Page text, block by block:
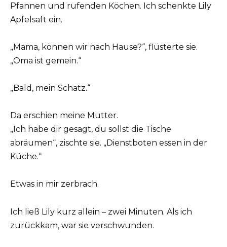
Pfannen und rufenden Köchen. Ich schenkte Lily
Apfelsaft ein.
„Mama, können wir nach Hause?“, flüsterte sie.
„Oma ist gemein.“
„Bald, mein Schatz.“
Da erschien meine Mutter.
„Ich habe dir gesagt, du sollst die Tische
abräumen“, zischte sie. „Dienstboten essen in der
Küche.“
Etwas in mir zerbrach.
Ich ließ Lily kurz allein – zwei Minuten. Als ich
zurückkam, war sie verschwunden.